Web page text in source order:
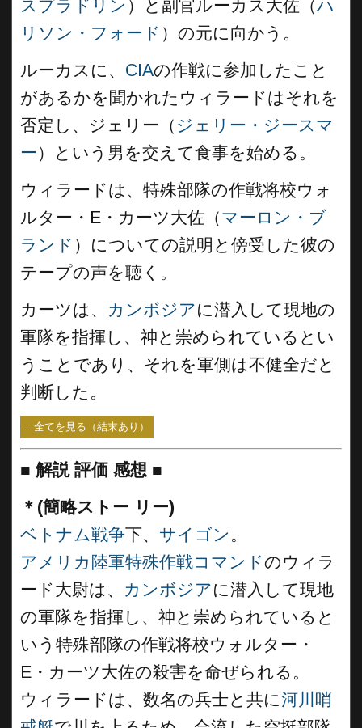
スプラドリン ）と副官ルーカス大佐（ハ
リソン・フォード ）の元に向かう。
ルーカスに、 CIAの作戦に参加したこと
があるかを聞かれたウィラードはそれを
否定し、ジェリー（ ジェリー・ジースマ
ー）という男を交えて食事を始める。
ウィラードは、特殊部隊の作戦将校ウォ
ルター・E・カーツ大佐（マーロン・ブ
ランド ）についての説明と傍受した彼の
テープの声を聴く。
カーツは、 カンボジアに潜入して現地の
軍隊を指揮し、神と崇められているとい
うことであり、それを軍側は不健全だと
判断した。
...全てを見る（結末あり）
■ 解説 評価 感想 ■
＊(簡略ストー リー)
ベトナム戦争下、 サイゴン 。
アメリカ陸軍特殊作戦コマンドのウィラ
ード大尉は、 カンボジアに潜入して現地
の軍隊を指揮し、神と崇められていると
いう特殊部隊の作戦将校ウォルター・
E・カーツ大佐の殺害を命ぜられる。
ウィラードは、数名の兵士と共に河川哨